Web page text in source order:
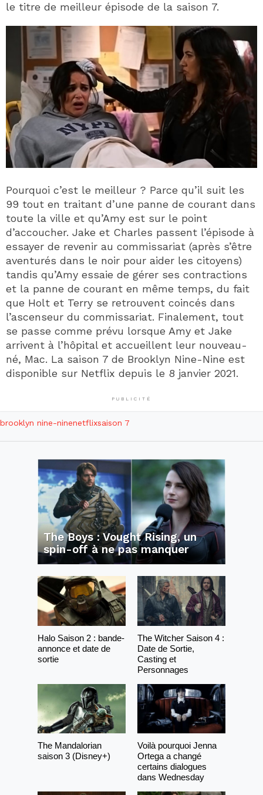
le titre de meilleur épisode de la saison 7.
Pourquoi c’est le meilleur ? Parce qu’il suit les
99 tout en traitant d’une panne de courant dans
toute la ville et qu’Amy est sur le point
d’accoucher. Jake et Charles passent l’épisode à
essayer de revenir au commissariat (après s’être
aventurés dans le noir pour aider les citoyens)
tandis qu’Amy essaie de gérer ses contractions
et la panne de courant en même temps, du fait
que Holt et Terry se retrouvent coincés dans
l’ascenseur du commissariat. Finalement, tout
se passe comme prévu lorsque Amy et Jake
arrivent à l’hôpital et accueillent leur nouveau-
né, Mac. La saison 7 de Brooklyn Nine-Nine est
disponible sur Netflix depuis le 8 janvier 2021.
PUBLICITÉ
brooklyn nine-ninenetflixsaison 7
The Boys : Vought Rising, un
spin-off à ne pas manquer
Halo Saison 2 : bande-
annonce et date de
sortie
The Witcher Saison 4 :
Date de Sortie,
Casting et
Personnages
The Mandalorian
saison 3 (Disney+)
Voilà pourquoi Jenna
Ortega a changé
certains dialogues
dans Wednesday